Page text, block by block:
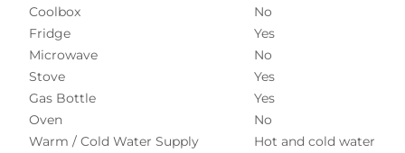
Coolbox
No
Fridge
Yes
Microwave
No
Stove
Yes
Gas Bottle
Yes
Oven
No
Warm / Cold Water Supply
Hot and cold water